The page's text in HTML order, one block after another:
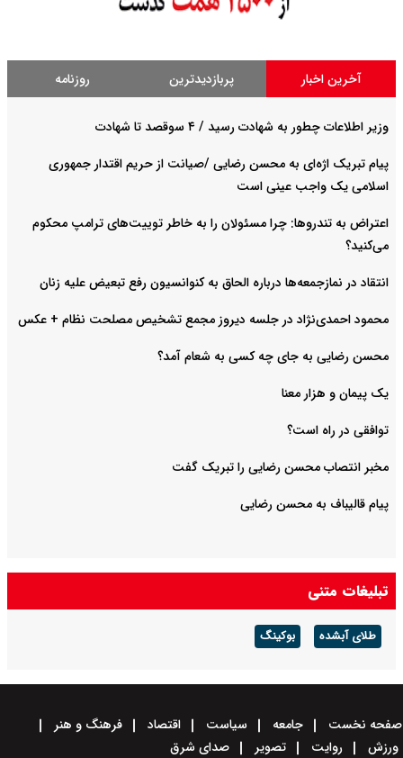
آخرین اخبار پربازدیدترین روزنامه
وزیر اطلاعات چطور به شهادت رسید / ۴ سوقصد تا شهادت
پیام تبریک اژه‌ای به محسن رضایی /صیانت از حریم اقتدار جمهوری
اسلامی یک واجب عینی است
اعتراض به تندروها: چرا مسئولان را به خاطر توییت‌های ترامپ محکوم
می‌کنید؟
انتقاد در نمازجمعه‌ها درباره الحاق به کنوانسیون رفع تبعیض علیه زنان
محمود احمدی‌نژاد در جلسه دیروز مجمع تشخیص مصلحت نظام + عکس
محسن رضایی به جای چه کسی به شعام آمد؟
یک پیمان و هزار معنا
توافقی در راه است؟
مخبر انتصاب محسن رضایی را تبریک گفت
پیام قالیباف به محسن رضایی
تبلیغات متنی
طلای آبشده بوکینگ
صفحه نخست جامعه سیاست اقتصاد
فرهنگ و هنر
ورزش
روایت تصویر صدای شرق